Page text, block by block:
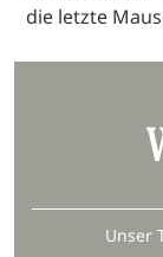
die letzte
Unser